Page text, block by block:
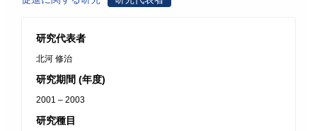
研究代表者
北河 修治
研究期間 (年度)
2001 – 2003
研究種目